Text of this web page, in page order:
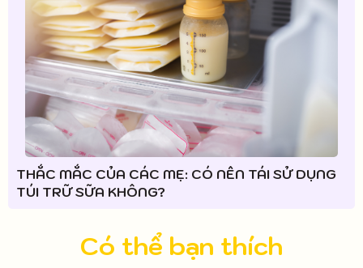
THẮC MẮC CỦA CÁC MẸ: CÓ NÊN TÁI SỬ DỤNG
TÚI TRỮ SỮA KHÔNG?
Có thể bạn thích